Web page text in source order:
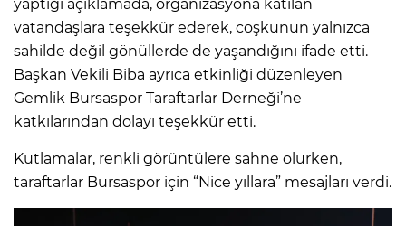
yaptığı açıklamada, organizasyona katılan
vatandaşlara teşekkür ederek, coşkunun yalnızca
sahilde değil gönüllerde de yaşandığını ifade etti.
Başkan Vekili Biba ayrıca etkinliği düzenleyen
Gemlik Bursaspor Taraftarlar Derneği’ne
katkılarından dolayı teşekkür etti.
Kutlamalar, renkli görüntülere sahne olurken,
taraftarlar Bursaspor için “Nice yıllara” mesajları verdi.